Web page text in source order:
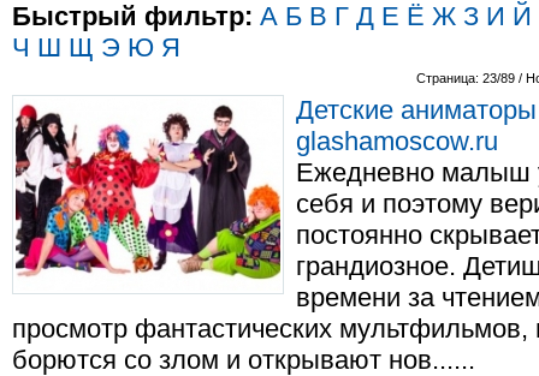
Быстрый фильтр: А Б В Г Д Е Ё Ж З И Й
Ч Ш Щ Э Ю Я
Страница: 23/89 /
Детские
glashamoscow.ru
Ежедневно малыш
себя и поэтому
постоянно
грандиозное.
времени за
просмотр фантастических мультфильмов,
борются со злом и открывают нов......